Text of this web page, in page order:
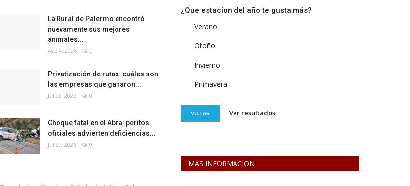
La Rural de Palermo encontró
nuevamente sus mejores
animales...
Ago 4, 2026 0
Privatización de rutas: cuáles son
las empresas que ganaron...
Jul 28, 2026 0
Choque fatal en el Abra: peritos
oficiales advierten deficiencias...
Jul 27, 2026 0
¿Que estacíon del año te gusta más?
Verano
Otoño
Invierno
Primavera
VOTAR Ver resultados
MAS INFORMACION